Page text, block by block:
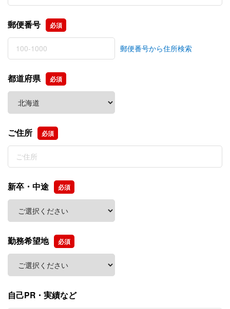
郵便番号 必須
郵便番号から住所検索
都道府県 必須
ご住所 必須
新卒・中途 必須
勤務希望地 必須
自己PR・実績など